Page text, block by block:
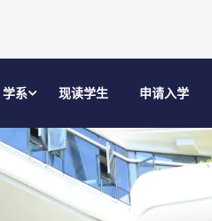
学系 现读学生 申请入学